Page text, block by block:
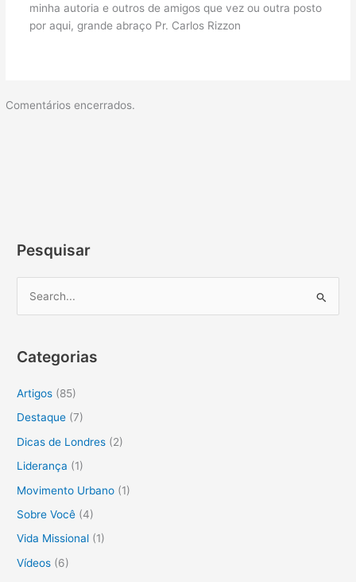
minha autoria e outros de amigos que vez ou outra posto
por aqui, grande abraço Pr. Carlos Rizzon
Comentários encerrados.
Pesquisar
q
a
r
p
o
r
:
Categorias
Artigos (85)
Destaque (7)
Dicas de Londres (2)
Liderança (1)
Movimento Urbano (1)
Sobre Você (4)
Vida Missional (1)
Vídeos (6)